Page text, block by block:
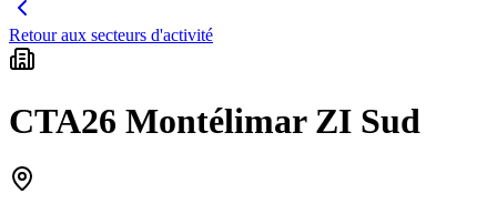
Retour aux secteurs d'activité
CTA26 Montélimar ZI Sud